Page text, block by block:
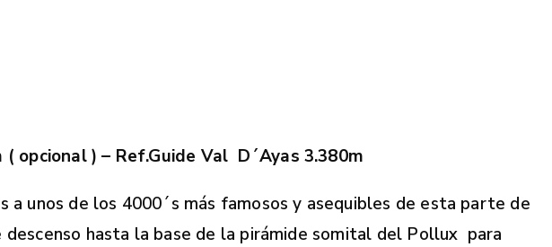
opcional ) – Ref.Guide Val D´Ayas 3.380m
unos de los 4000´s más famosos y asequibles de esta parte de
hasta la base de la pirámide somital del Pollux para